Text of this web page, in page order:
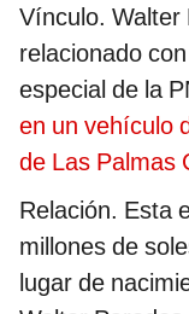
Vínculo. Walter
relacionado
especial de la
en un vehículo
de Las Palmas
Relación. Esta
millones de
lugar de